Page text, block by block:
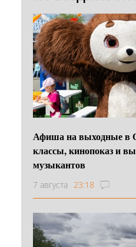
Афиша на выходные в
классы, кинопоказ и
музыкантов
7 августа 23:18